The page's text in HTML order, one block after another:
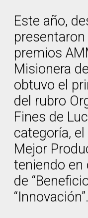
Este año,
premios
Misionera
obtuvo el
del rubro
Fines de
categoría,
Mejor
teniendo en
de
“Innovación”.